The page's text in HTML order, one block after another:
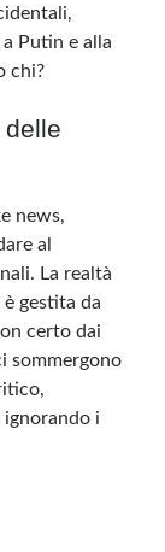
genere spam,
delle norme sulla
Internet e, pertanto,
eventuali
e saranno
Putin e alla
chi?
news,
al
La realtà
gestita da
certo dai
sommergono
ignorando i